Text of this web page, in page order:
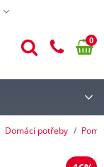
0
Domácí potřeby